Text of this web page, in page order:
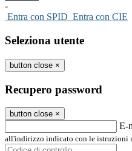
-
Entra con SPID Entra con CIE
Seleziona utente
button close ×
Recupero password
button close ×
E-
all'indirizzo indicato con le istruzioni